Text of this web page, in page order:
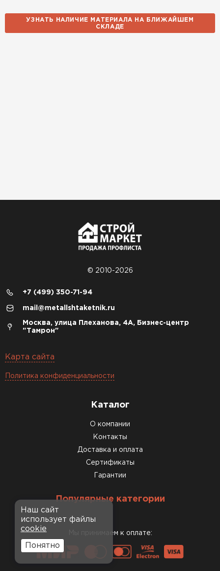
УЗНАТЬ НАЛИЧИЕ МАТЕРИАЛА НА БЛИЖАЙШЕМ
СКЛАДЕ
© 2010-2026
+7 (499) 350-71-94
mail@metallshtaketnik.ru
Москва, улица Плеханова, 4А, Бизнес-центр
"Тамрон"
Карта сайта
Политика конфиденциальности
Каталог
О компании
Контакты
Доставка и оплата
Сертификаты
Гарантии
Популярные категории
Мы принимаем к оплате:
Наш сайт
использует файлы
cookie
Понятно